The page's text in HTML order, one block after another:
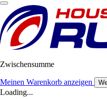
Zwischensumme
Meinen Warenkorb anzeigen
Loading...